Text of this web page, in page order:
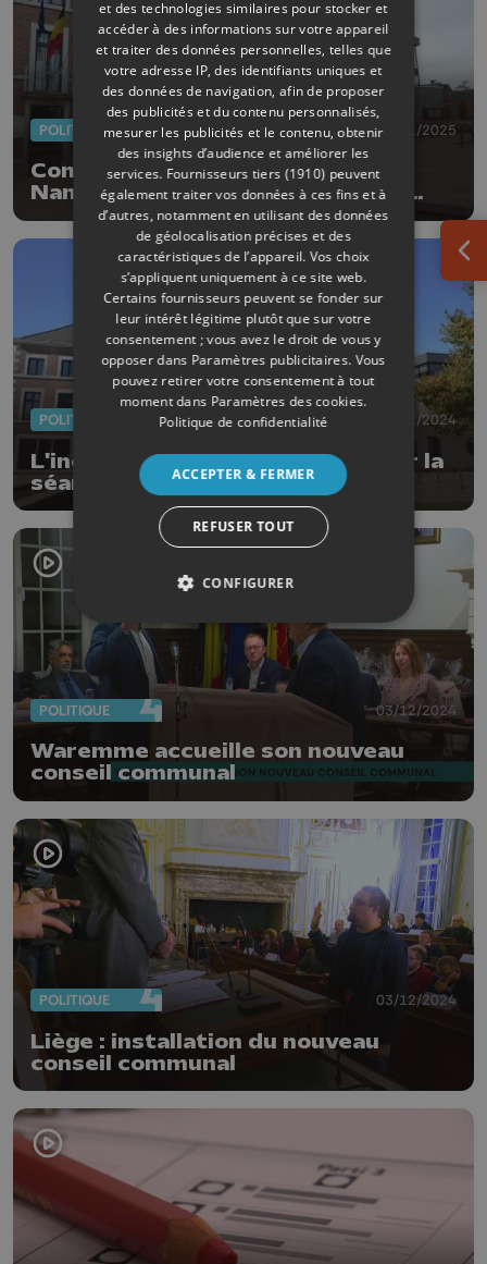
POLITIQUE 14/01/2025
Conseiller communal inéligible à
Nandrin: le ministre Desquesnes
requiert son remplacement
POLITIQUE 31/12/2024
L'inéligibilité d'un élu fait capoter la
séance du conseil communal à
Nandrin
POLITIQUE 03/12/2024
Waremme accueille son nouveau
conseil communal
POLITIQUE 03/12/2024
Liège : installation du nouveau
conseil communal
et des technologies similaires pour stocker et
accéder à des informations sur votre appareil
et traiter des données personnelles, telles que
votre adresse IP, des identifiants uniques et
des données de navigation, afin de proposer
des publicités et du contenu personnalisés,
mesurer les publicités et le contenu, obtenir
des insights d’audience et améliorer les
services. Fournisseurs tiers (1910) peuvent
également traiter vos données à ces fins et à
d’autres, notamment en utilisant des données
de géolocalisation précises et des
caractéristiques de l’appareil. Vos choix
s’appliquent uniquement à ce site web.
Certains fournisseurs peuvent se fonder sur
leur intérêt légitime plutôt que sur votre
consentement ; vous avez le droit de vous y
opposer dans Paramètres publicitaires. Vous
pouvez retirer votre consentement à tout
moment dans Paramètres des cookies.
Politique de confidentialité
ACCEPTER & FERMER
REFUSER TOUT
CONFIGURER